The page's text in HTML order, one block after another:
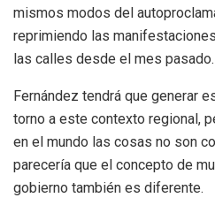
mismos modos del
reprimiendo las
las calles desde el mes pasado.
Fernández tendrá que generar
torno a este contexto regional,
en el mundo las cosas no son
parecería que el concepto de
gobierno también es diferente.